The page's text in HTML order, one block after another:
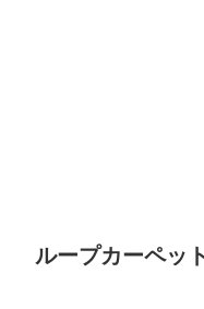
ループカーペッ